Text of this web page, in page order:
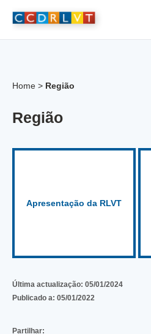
Home > Região
Região
Apresentação da RLVT
Última actualização: 05/01/2024
Publicado a: 05/01/2022
Partilhar: